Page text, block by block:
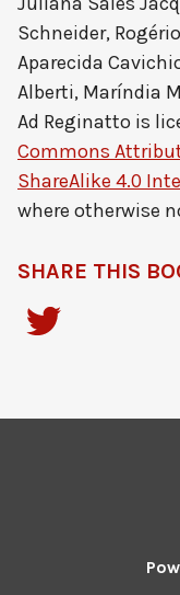
Schneider,
Aparecida
Alberti, Maríndia
Ad Reginatto is
Commons
ShareAlike 4.0
where otherwise
SHARE THIS